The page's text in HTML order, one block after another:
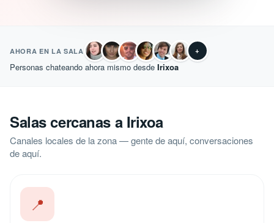
AHORA EN LA SALA +
Personas chateando ahora mismo desde Irixoa
Salas cercanas a Irixoa
Canales locales de la zona — gente de aquí, conversaciones
de aquí.
📍